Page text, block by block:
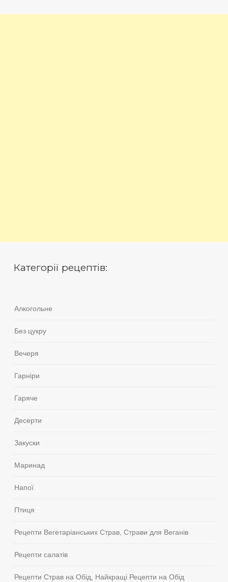
Категорії рецептів:
Алкогольне
Без цукру
Вечеря
Гарніри
Гаряче
Десерти
Закуски
Маринад
Напої
Птиця
Рецепти Вегетаріанських Страв, Страви для Веганів
Рецепти салатів
Рецепти Страв на Обід, Найкращі Рецепти на Обід